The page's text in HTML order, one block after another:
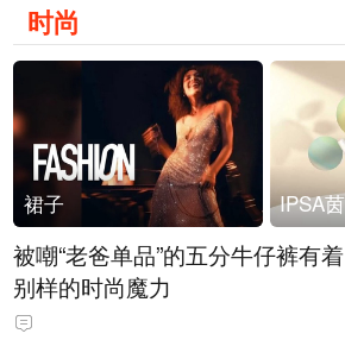
时尚
裙子
被嘲“老爸单品”的五分牛仔裤有着
别样的时尚魔力